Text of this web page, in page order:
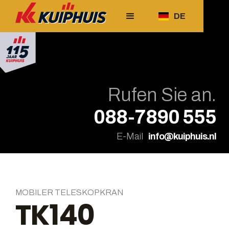
DE
Rufen Sie an.
088-7890 555
E-Mail info@kuiphuis.nl
MOBILER TELESKOPKRAN
TK140